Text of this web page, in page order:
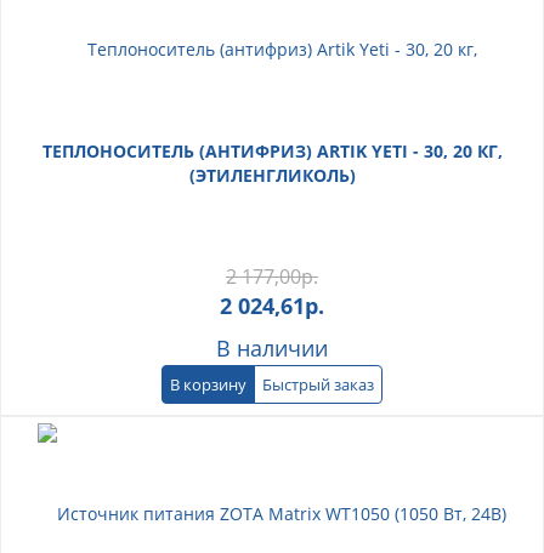
ТЕПЛОНОСИТЕЛЬ (АНТИФРИЗ) ARTIK YETI - 30, 20 КГ,
(ЭТИЛЕНГЛИКОЛЬ)
2 177,00р.
2 024,61р.
В наличии
В корзину Быстрый заказ